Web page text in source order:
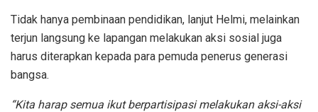
Tidak hanya pembinaan pendidikan, lanjut Helmi, melainkan
terjun langsung ke lapangan melakukan aksi sosial juga
harus diterapkan kepada para pemuda penerus generasi
bangsa.
“Kita harap semua ikut berpartisipasi melakukan aksi-aksi